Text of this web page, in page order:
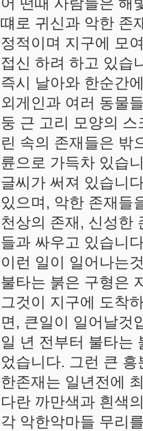
떄로 귀신과 악한 존
정적이며 지구에 모
접신 하려 하고 있습
즉시 날아와 한순간
외게인과 여러 동물
둥 근 고리 모양의
린 속의 존재들은 밖
륜으로 가득차 있습
글씨가 써져 있습니
있으며, 악한 존재들
천상의 존재, 신성한
들과 싸우고 있습니
이런 일이 일어나는
불타는 붉은 구형은
그것이 지구에 도착
면, 큰일이 일어날것
일 년 전부터 불타는
었습니다. 그런 큰
한존재는 일년전에
다란 까만색과 흰색
각 악한악마들 무리